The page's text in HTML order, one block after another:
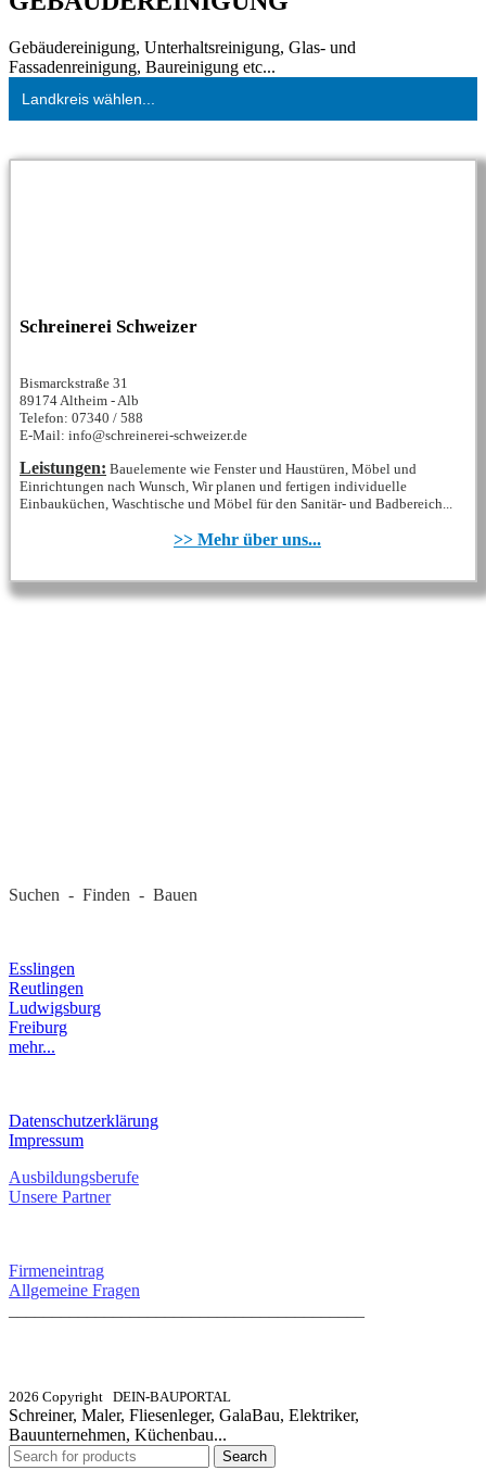
Gebäudereinigung, Unterhaltsreinigung, Glas- und
Fassadenreinigung, Baureinigung etc...
Landkreis wählen...
Schreinerei Schweizer
Bismarckstraße 31
89174 Altheim - Alb
Telefon: 07340 / 588
E-Mail: info@schreinerei-schweizer.de
Leistungen: Bauelemente wie Fenster und Haustüren, Möbel und
Einrichtungen nach Wunsch, Wir planen und fertigen individuelle
Einbauküchen, Waschtische und Möbel für den Sanitär- und Badbereich...
>> Mehr über uns...
Suchen - Finden - Bauen
Esslingen
Reutlingen
Ludwigsburg
Freiburg
mehr...
Datenschutzerklärung
Impressum
Ausbildungsberufe
Unsere Partner
Firmeneintrag
Allgemeine Fragen
2026 Copyright DEIN-BAUPORTAL
Schreiner, Maler, Fliesenleger, GalaBau, Elektriker,
Bauunternehmen, Küchenbau...
Search